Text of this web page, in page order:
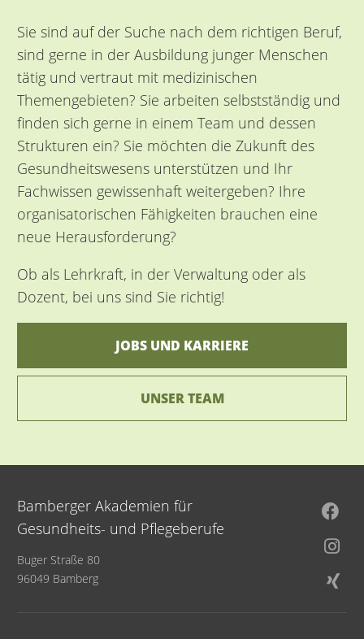
Sie sind auf der Suche nach dem richtigen Beruf,
sind gerne in der Ausbildung junger Menschen
tätig und vertraut mit medizinischen
Themengebieten? Sie arbeiten selbstständig und
finden sich gerne in einem Team und dessen
Strukturen ein? Sie möchten die Zukunft des
Gesundheitswesens unterstützen und Ihr
Fachwissen gewissenhaft weitergeben? Ihre
organisatorischen Fähigkeiten brauchen eine
neue Herausforderung?
Ob als Lehrkraft, in der Verwaltung oder als
Dozent, bei uns sind Sie richtig!
JOBS UND KARRIERE
UNSER TEAM
Bamberger Akademien für
Gesundheits- und Pflegeberufe
Buger Straße 80
96049 Bamberg